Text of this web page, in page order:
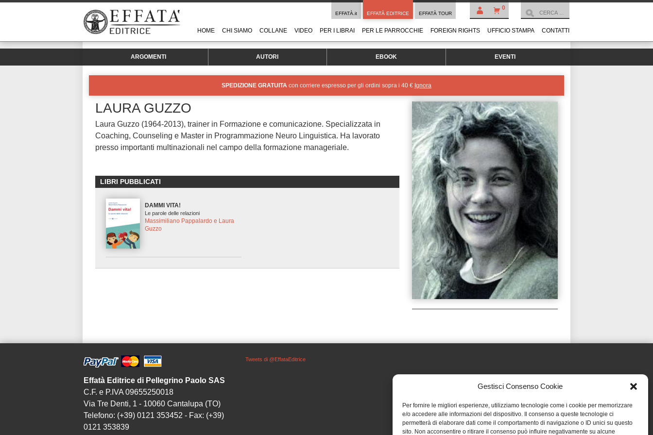
Gestisci Consenso Cookie
Per fornire le migliori esperienze, utilizziamo tecnologie come i cookie per memorizzare
e/o accedere alle informazioni del dispositivo. Il consenso a queste tecnologie ci
permetterà di elaborare dati come il comportamento di navigazione o ID unici su questo
sito. Non acconsentire o ritirare il consenso può influire negativamente su alcune
0
EFFATÀ.it EFFATÀ EDITRICE EFFATÀ TOUR
HOME CHI SIAMO COLLANE VIDEO PER I LIBRAI PER LE PARROCCHIE FOREIGN RIGHTS UFFICIO STAMPA CONTATTI
ARGOMENTI AUTORI EBOOK EVENTI
SPEDIZIONE GRATUITA con corriere espresso per gli ordini sopra i 40 € Ignora
LAURA GUZZO
Laura Guzzo (1964-2013), trainer in Formazione e comunicazione. Specializzata in
Coaching, Counseling e Master in Programmazione Neuro Linguistica. Ha lavorato
presso importanti multinazionali nel campo della formazione manageriale.
LIBRI PUBBLICATI
DAMMI VITA!
Le parole delle relazioni
Massimiliano Pappalardo e Laura
Guzzo
Effatà Editrice di Pellegrino Paolo SAS
C.F. e P.IVA 09655250018
Via Tre Denti, 1 - 10060 Cantalupa (TO)
Telefono: (+39) 0121 353452 - Fax: (+39)
0121 353839
Tweets di @EffataEditrice